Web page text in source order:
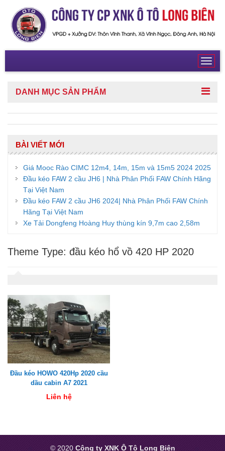
DANH MỤC SẢN PHẨM
BÀI VIẾT MỚI
Giá Mooc Rào CIMC 12m4, 14m, 15m và 15m5 2024 2025
Đầu kéo FAW 2 cầu JH6 | Nhà Phân Phối FAW Chính Hãng
Tại Việt Nam
Đầu kéo FAW 2 cầu JH6 2024| Nhà Phân Phối FAW Chính
Hãng Tại Việt Nam
Xe Tải Dongfeng Hoàng Huy thùng kín 9,7m cao 2,58m
Theme Type: đầu kéo hổ vồ 420 HP 2020
Đầu kéo HOWO 420Hp 2020 cầu
dầu cabin A7 2021
Liên hệ
© 2020 Công ty XNK Ô Tô Long Biên